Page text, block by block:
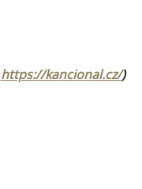
https://kancional.cz/)